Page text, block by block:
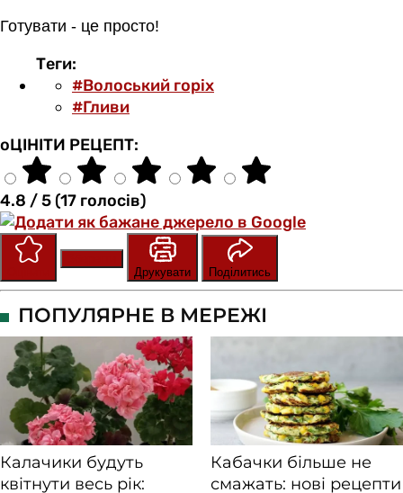
Готувати - це просто!
Теги:
#Волоський горіх
#Гливи
оЦІНІТИ РЕЦЕПТ:
4.8 / 5 (17 голосів)
Друкувати
Поділитись